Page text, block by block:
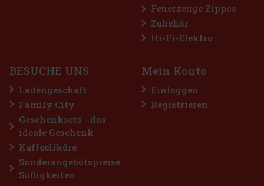
FLERET Tradice Aprikosen basiert auf einer einzigen Sorte und
einer bewährten Region. Die Grundlage bilden Aprikosen aus der
Region Velké Pavlovice, die seit langem als eine der besten
Feuerzeuge Zippos
Zubehör
Hi-Fi-Elektro
BESUCHE UNS
Ladengeschäft
Family City
Geschenksets - das
ideale Geschenk
Kaffeeliköre
Sonderangebotspreise
Süßigkeiten
Mein Konto
Einloggen
Registrieren